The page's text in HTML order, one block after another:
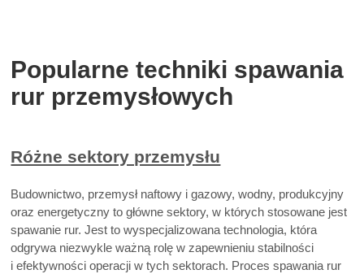
Popularne techniki spawania
rur przemysłowych
Różne sektory przemysłu
Budownictwo, przemysł naftowy i gazowy, wodny, produkcyjny
oraz energetyczny to główne sektory, w których stosowane jest
spawanie rur. Jest to wyspecjalizowana technologia, która
odgrywa niezwykle ważną rolę w zapewnieniu stabilności
i efektywności operacji w tych sektorach. Proces spawania rur